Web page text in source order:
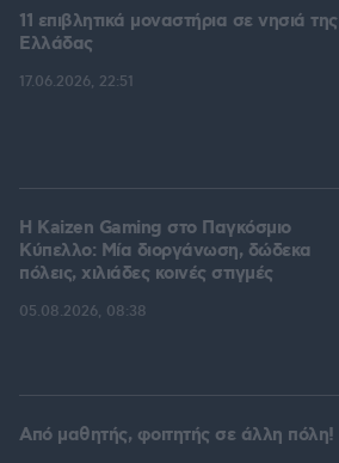
11 επιβλητικά μοναστήρια σε νησιά της
Ελλάδας
17.06.2026, 22:51
H Kaizen Gaming στο Παγκόσμιο
Kύπελλο: Μία διοργάνωση, δώδεκα
πόλεις, χιλιάδες κοινές στιγμές
05.08.2026, 08:38
Από μαθητής, φοιτητής σε άλλη πόλη!